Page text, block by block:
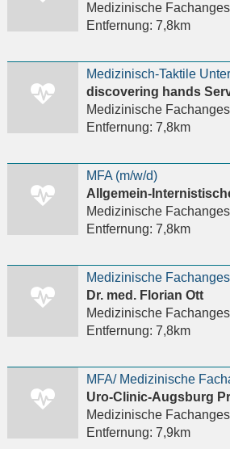
Medizinische
Entfernung: 7,8km
discovering hands
Medizinische
Entfernung: 7,8km
MFA (m/w/d)
Medizinische
Entfernung: 7,8km
Dr. med. Florian Ott
Medizinische
Entfernung: 7,8km
MFA/ Medizinische
Medizinische
Entfernung: 7,9km